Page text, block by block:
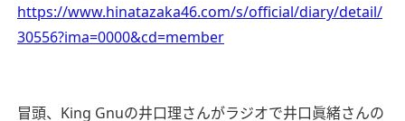
https://www.hinatazaka46.com/s/official/diary/detail/
30556?ima=0000&cd=member
冒頭、King Gnuの井口理さんがラジオで井口眞緒さんの